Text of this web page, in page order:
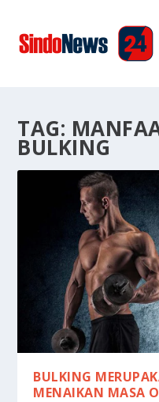
TAG:
BULKING
BULKING
MENAIKAN MASA